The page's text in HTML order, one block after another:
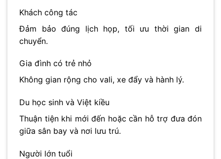
Khách công tác
Đảm bảo đúng lịch họp, tối ưu thời gian di
chuyển.
Gia đình có trẻ nhỏ
Không gian rộng cho vali, xe đẩy và hành lý.
Du học sinh và Việt kiều
Thuận tiện khi mới đến hoặc cần hỗ trợ đưa đón
giữa sân bay và nơi lưu trú.
Người lớn tuổi